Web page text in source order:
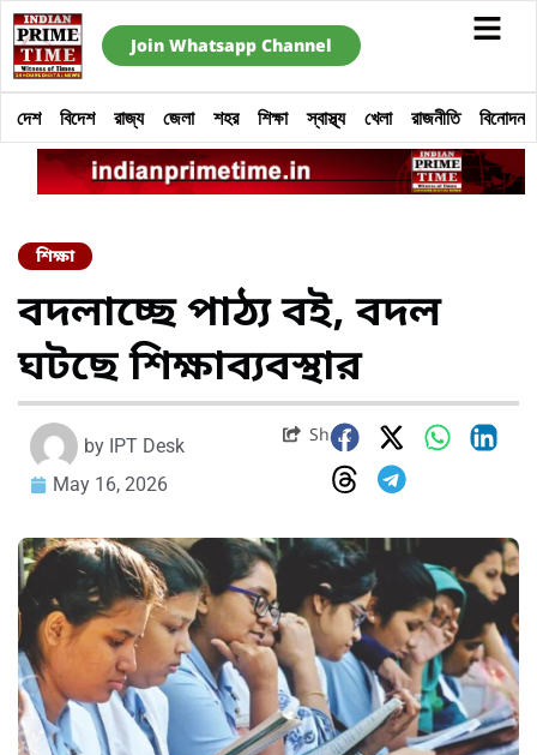
Join Whatsapp Channel
দেশ বিদেশ রাজ্য জেলা শহর শিক্ষা স্বাস্থ্য খেলা রাজনীতি বিনোদন
শিক্ষা
বদলাচ্ছে পাঠ্য বই, বদল
ঘটছে শিক্ষাব্যবস্থার
by IPT Desk
May 16, 2026
Share